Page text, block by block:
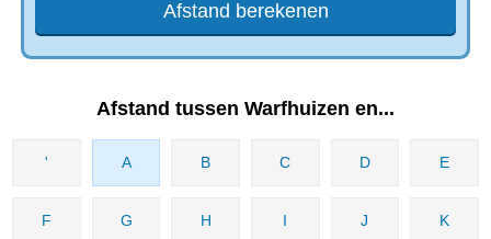
Afstand tussen Warfhuizen en...
' A B C D E
F G H I J K